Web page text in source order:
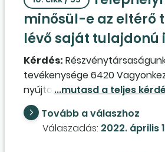
minősül-e az eltérő
lévő saját tulajdonú
Kérdés:
tevékenysége 6420
nyújtott számviteli
két kft. fő tevékenysége 6832
valamint 6832 Saját tulajdonú,
bérbeadása, üzemeltetése.
Tovább a válaszhoz
Válaszadás: 2022. április